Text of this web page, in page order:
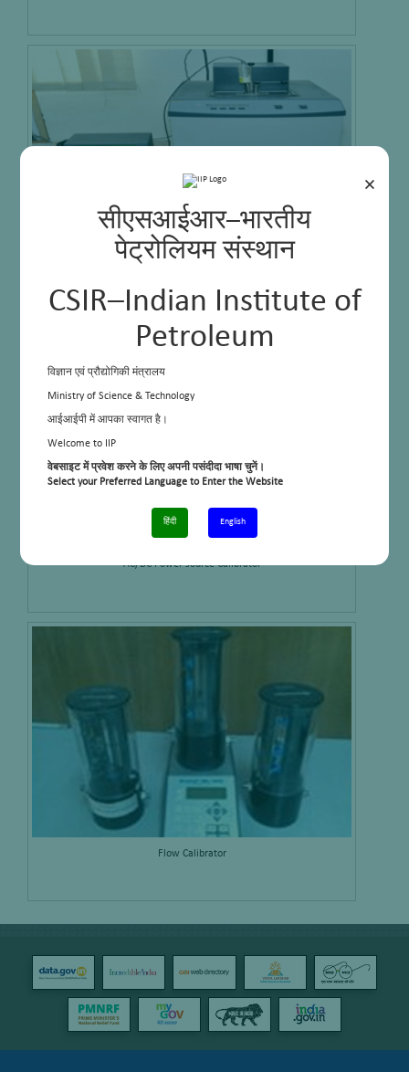
×
सीएसआईआर–भारतीय
पेट्रोलियम संस्थान
CSIR–Indian Institute of
Petroleum
विज्ञान एवं प्रौद्योगिकी मंत्रालय
Ministry of Science & Technology
आईआईपी में आपका स्वागत है।
Welcome to IIP
वेबसाइट में प्रवेश करने के लिए अपनी पसंदीदा भाषा चुनें।
Select your Preferred Language to Enter the Website
हिंदी English
AC/DC Power source Calibrator
Flow Calibrator